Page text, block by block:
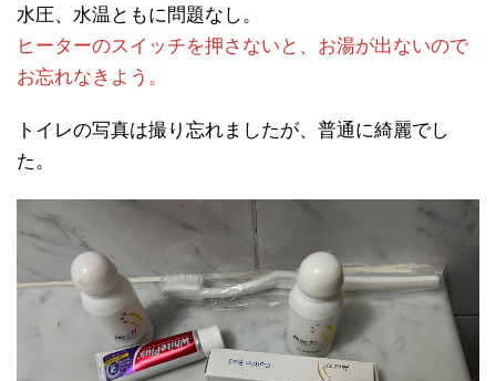
水圧、水温ともに問題なし。
ヒーターのスイッチを押さないと、お湯が出ないので
お忘れなきよう。
トイレの写真は撮り忘れましたが、普通に綺麗でし
た。